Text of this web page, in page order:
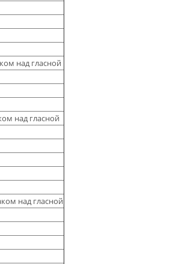
над гласной
над гласной
над гласной